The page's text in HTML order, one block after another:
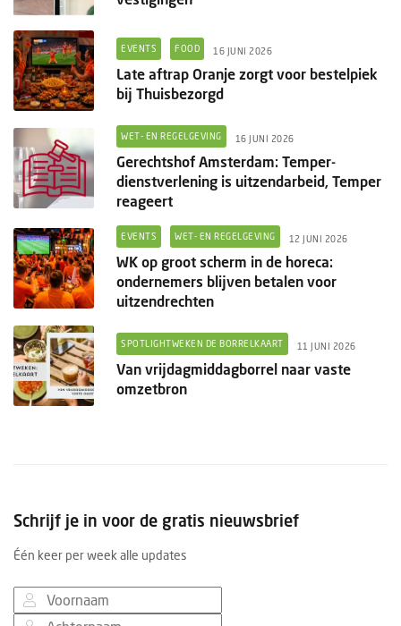
EVENTS FOOD 16 JUNI 2026
Late aftrap Oranje zorgt voor bestelpiek
bij Thuisbezorgd
WET- EN REGELGEVING 16 JUNI 2026
Gerechtshof Amsterdam: Temper-
dienstverlening is uitzendarbeid, Temper
reageert
EVENTS WET- EN REGELGEVING 12 JUNI 2026
WK op groot scherm in de horeca:
ondernemers blijven betalen voor
uitzendrechten
SPOTLIGHTWEKEN DE BORRELKAART 11 JUNI 2026
Van vrijdagmiddagborrel naar vaste
omzetbron
Schrijf je in voor de gratis nieuwsbrief
Één keer per week alle updates